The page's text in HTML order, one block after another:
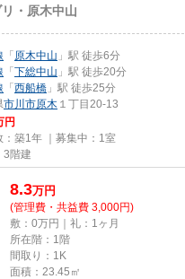
リ・原木中山
「原木中山 」駅 徒歩6分
「下総中山 」駅 徒歩20分
「西船橋 」駅 徒歩25分
市川市原木 １丁目20-13
円
：築1年 ｜募集中： 1室
3階建
8.3万円
(管理費・共益費 3,000円)
敷：0万円｜礼：1ヶ月
所在階：1階
間取り：1K
面積：23.45㎡